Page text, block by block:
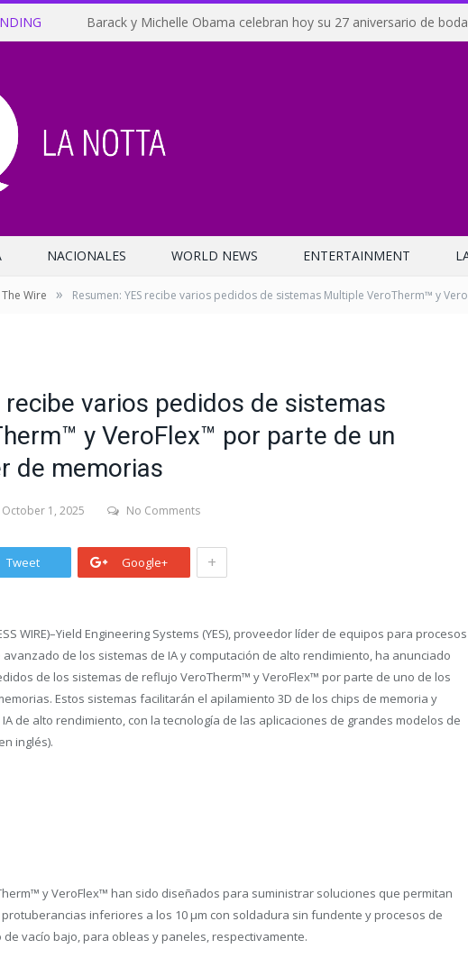
Barack y Michelle Obama celebran hoy su 27 aniversario de
NACIONALES WORLD NEWS ENTERTAINMENT
The Wire » Resumen: YES recibe varios pedidos de sistemas Multiple VeroTherm™ y
recibe varios pedidos de sistemas
y VeroFlex™ por parte de un
de memorias
October 1, 2025 No Comments
Tweet Google+ +
WIRE)–Yield Engineering Systems (YES), proveedor líder de equipos para procesos
de los sistemas de IA y computación de alto rendimiento, ha anunciado
de los sistemas de reflujo VeroTherm™ y VeroFlex™ por parte de uno de los
Estos sistemas facilitarán el apilamiento 3D de los chips de memoria y
de alto rendimiento, con la tecnología de las aplicaciones de grandes modelos de
inglés).
y VeroFlex™ han sido diseñados para suministrar soluciones que permitan
inferiores a los 10 μm con soldadura sin fundente y procesos de
vacío bajo, para obleas y paneles, respectivamente.